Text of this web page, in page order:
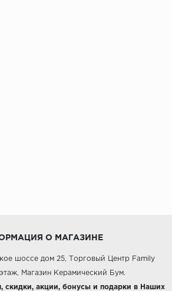
О МАГАЗИНЕ
шоссе дом 25, Торговый Центр Family
Магазин Керамический Бум.
скидки, акции, бонусы и подарки в Наших